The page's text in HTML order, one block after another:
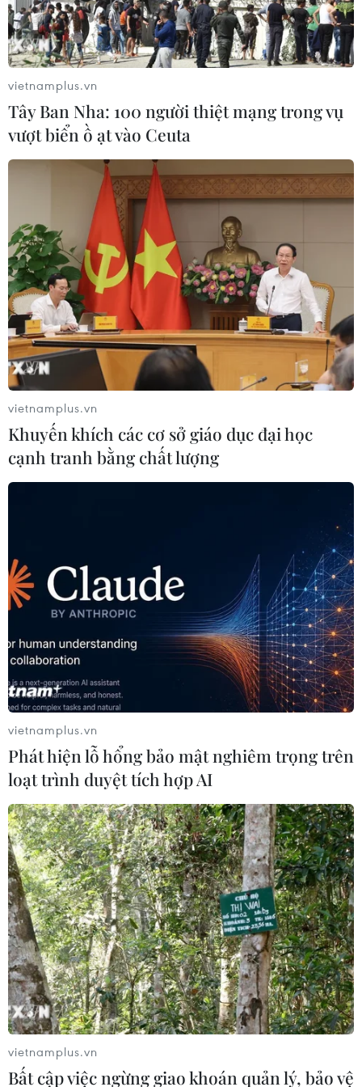
Tăng trưởng tín dụng có khả năng sẽ bật
lên trong quý 4
30/06/2020 04:24
Với những tín hiệu tích cực từ tăng trưởng kinh tế, theo
các chuyên gia, có thể bước sang quý 4 tăng trưởng tín
dụng sẽ bật lên.
Sản xuất kinh doanh phục hồi, nhà băng
được nới tăng trưởng tín dụng
21/12/2020 02:58
Với đà tăng trưởng nhanh trong 2 tháng qua, tín dụng 11
tháng qua đã thu hẹp khoảng cách so với cùng kỳ năm
trước (8,46% và 10,89%).
Ngân hàng Nhà nước sẽ nới room tín dụng
vietnamplus.vn
Tây Ban Nha: 100 người thiệt mạng trong vụ
vượt biển ồ ạt vào Ceuta
vietnamplus.vn
Khuyến khích các cơ sở giáo dục đại học
cạnh tranh bằng chất lượng
vietnamplus.vn
Phát hiện lỗ hổng bảo mật nghiêm trọng trên
loạt trình duyệt tích hợp AI
vietnamplus.vn
Bất cập việc ngừng giao khoán quản lý, bảo vệ